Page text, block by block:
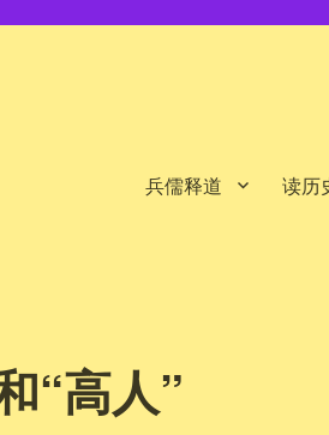
兵儒释道 读历
“高人”